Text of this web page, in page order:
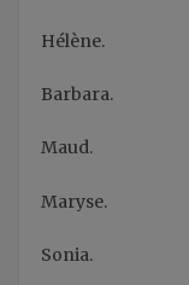
Hélène.
Barbara.
Maud.
Maryse.
Sonia.